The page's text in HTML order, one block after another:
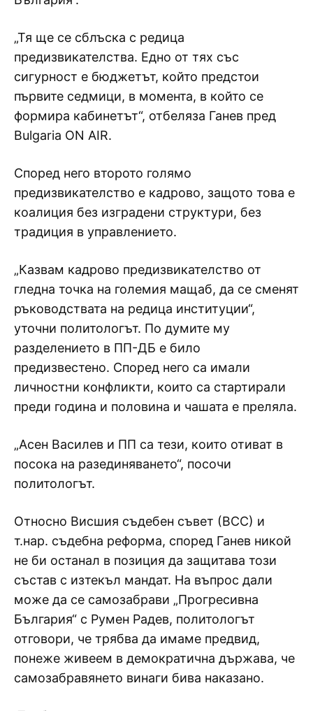
„Тя ще се сблъска с редица
предизвикателства. Едно от тях със
сигурност е бюджетът, който предстои
първите седмици, в момента, в който се
формира кабинетът“, отбеляза Ганев пред
Bulgaria ON AIR.
Според него второто голямо
предизвикателство е кадрово, защото това е
коалиция без изградени структури, без
традиция в управлението.
„Казвам кадрово предизвикателство от
гледна точка на големия мащаб, да се сменят
ръководствата на редица институции“,
уточни политологът. По думите му
разделението в ПП-ДБ е било
предизвестено. Според него са имали
личностни конфликти, които са стартирали
преди година и половина и чашата е преляла.
„Асен Василев и ПП са тези, които отиват в
посока на разединяването“, посочи
политологът.
Относно Висшия съдебен съвет (ВСС) и
т.нар. съдебна реформа, според Ганев никой
не би останал в позиция да защитава този
състав с изтекъл мандат. На въпрос дали
може да се самозабрави „Прогресивна
България“ с Румен Радев, политологът
отговори, че трябва да имаме предвид,
понеже живеем в демократична държава, че
самозабравянето винаги бива наказано.